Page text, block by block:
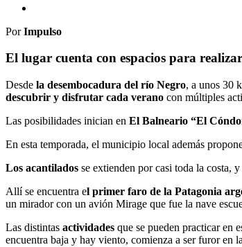
PorImpulso
El lugar cuenta con espacios para
Desde la desembocadura del río Negro, a unos 30
descubrir y disfrutar cada verano con múltiples
Las posibilidades inician en El Balneario “El
En esta temporada, el municipio local además
Los acantilados se extienden por casi toda la costa,
Allí se encuentra el primer faro de la Patagonia
un mirador con un avión Mirage que fue la nave
Las distintas actividades que se pueden practicar en
encuentra baja y hay viento, comienza a ser furor en